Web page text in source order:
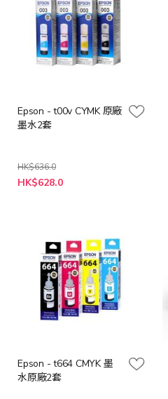
Epson - t00v CYMK 原廠
墨水2套
HK$636.0
特
殊
HK$628.0
Epson - t664 CMYK 墨
水原廠2套